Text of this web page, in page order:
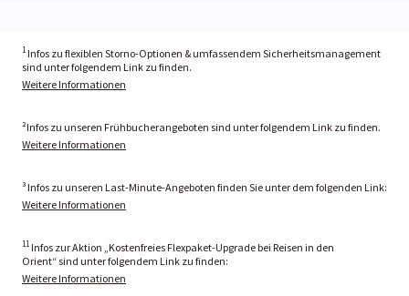
1 Infos zu flexiblen Storno-Optionen & umfassendem Sicherheitsmanagement
sind unter folgendem Link zu finden.
Weitere Informationen
²Infos zu unseren Frühbucherangeboten sind unter folgendem Link zu finden.
Weitere Informationen
³ Infos zu unseren Last-Minute-Angeboten finden Sie unter dem folgenden Link:
Weitere Informationen
11 Infos zur Aktion „Kostenfreies Flexpaket-Upgrade bei Reisen in den
Orient“ sind unter folgendem Link zu finden:
Weitere Informationen